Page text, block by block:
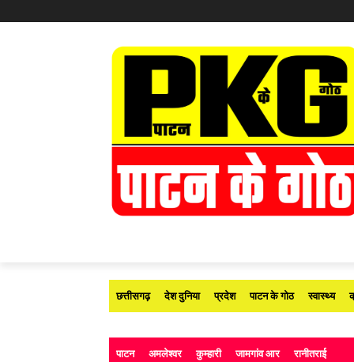
छत्तीसगढ़ देश दुनिया प्रदेश पाटन के गोठ स्वास्थ्य
पाटन अमलेश्वर कुम्हारी जामगांव आर रानीतराई